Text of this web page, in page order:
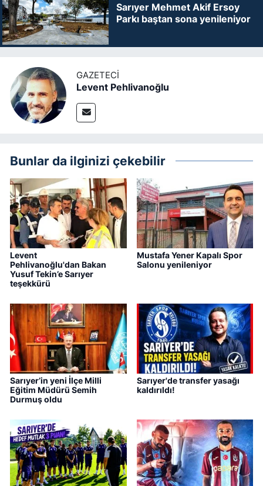
Sarıyer Mehmet Akif Ersoy
Parkı baştan sona yenileniyor
GAZETECI
Levent Pehlivanoğlu
Bunlar da ilginizi çekebilir
Levent
Pehlivanoğlu'dan Bakan
Yusuf Tekin’e Sarıyer
teşekkürü
Mustafa Yener Kapalı Spor
Salonu yenileniyor
Sarıyer’in yeni İlçe Milli
Eğitim Müdürü Semih
Durmuş oldu
Sarıyer'de transfer yasağı
kaldırıldı!